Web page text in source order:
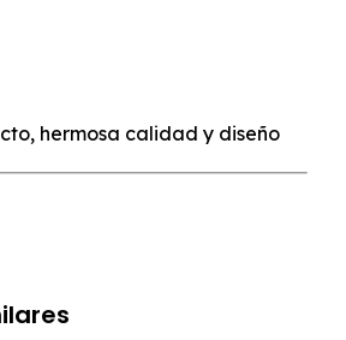
hermosa calidad y diseño